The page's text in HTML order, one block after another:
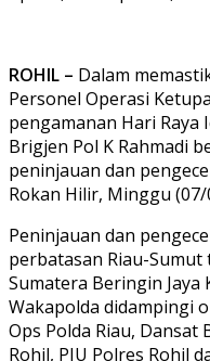
ROHIL – Dalam
Personel Operasi
pengamanan Hari Raya
Brigjen Pol K Rahmadi
peninjauan dan
Rokan Hilir, Minggu (07/
Peninjauan dan
perbatasan Riau-Sumut
Sumatera Beringin
Wakapolda didampingi
Ops Polda Riau, Dansat
Rohil, PJU Polres Rohil